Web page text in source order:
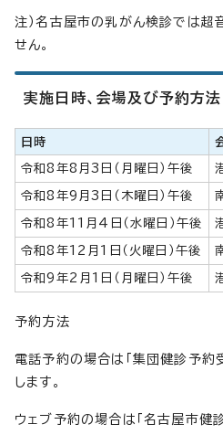
注）名古屋市の乳がん検診では超
せん。
実施日時、会場及び予約方法
日時
令和8年8月3日（月曜日）午後
令和8年9月3日（木曜日）午後
令和8年11月4日（水曜日）午後
令和8年12月1日（火曜日）午後
令和9年2月1日（月曜日）午後
予約方法
電話予約の場合は「集団健診予約
します。
ウェブ予約の場合は「名古屋市健診